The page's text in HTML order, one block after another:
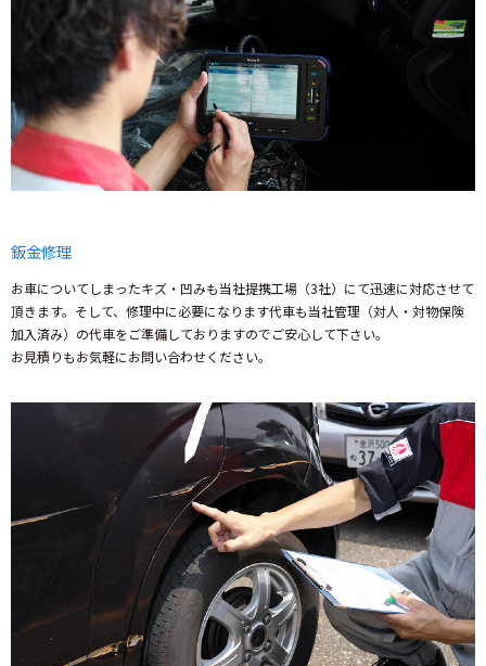
鈑金修理
お車についてしまったキズ・凹みも当社提携工場（3社）にて迅速に対応させて
頂きます。そして、修理中に必要になります代車も当社管理（対人・対物保険
加入済み）の代車をご準備しておりますのでご安心して下さい。
お見積りもお気軽にお問い合わせください。